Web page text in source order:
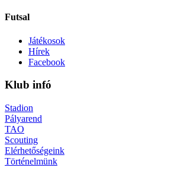
Futsal
Játékosok
Hírek
Facebook
Klub infó
Stadion
Pályarend
TAO
Scouting
Elérhetőségeink
Történelmünk